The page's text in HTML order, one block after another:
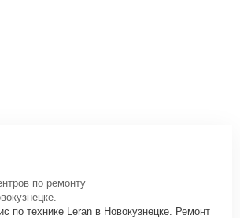
по ремонту
по технике Leran в Новокузнецке. Ремонт